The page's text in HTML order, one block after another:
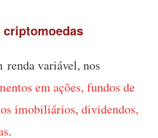
criptomoedas
renda variável, nos
em ações, fundos de
imobiliários, dividendos,
.